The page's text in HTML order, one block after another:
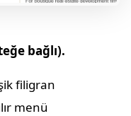
bağlı).
filigran
menü